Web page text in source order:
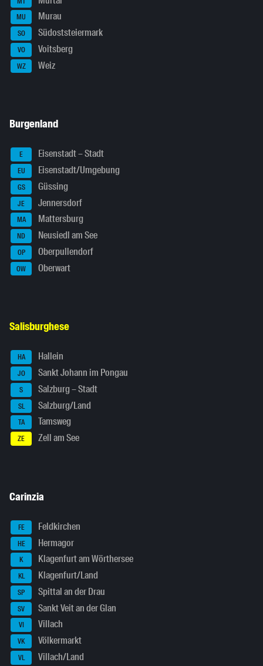
MU Murau
SO Südoststeiermark
VO Voitsberg
WZ Weiz
Burgenland
E Eisenstadt – Stadt
EU Eisenstadt/Umgebung
GS Güssing
JE Jennersdorf
MA Mattersburg
ND Neusiedl am See
OP Oberpullendorf
OW Oberwart
Salisburghese
HA Hallein
JO Sankt Johann im Pongau
S Salzburg – Stadt
SL Salzburg/Land
TA Tamsweg
ZE Zell am See
Carinzia
FE Feldkirchen
HE Hermagor
K Klagenfurt am Wörthersee
KL Klagenfurt/Land
SP Spittal an der Drau
SV Sankt Veit an der Glan
VI Villach
VK Völkermarkt
VL Villach/Land